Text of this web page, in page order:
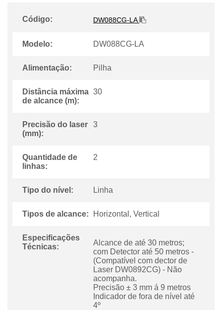
Código: DW088CG-LA
Modelo: DW088CG-LA
Alimentação: Pilha
Distância máxima
de alcance (m):
30
Precisão do laser
(mm):
3
Quantidade de
linhas:
2
Tipo do nível: Linha
Tipos de alcance: Horizontal, Vertical
Especificações
Técnicas:
Alcance de até 30 metros;
com Detector até 50 metros -
(Compatível com dector de
Laser DW0892CG) - Não
acompanha.
Precisão ± 3 mm á 9 metros
Indicador de fora de nível até
4º